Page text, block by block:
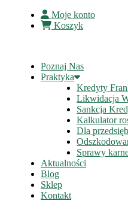
Moje konto
Koszyk
Poznaj Nas
Praktyka
Kredyty
Likwidacja
Sankcja
Kalkulator
Dla
Sprawy
Aktualności
Blog
Sklep
Kontakt